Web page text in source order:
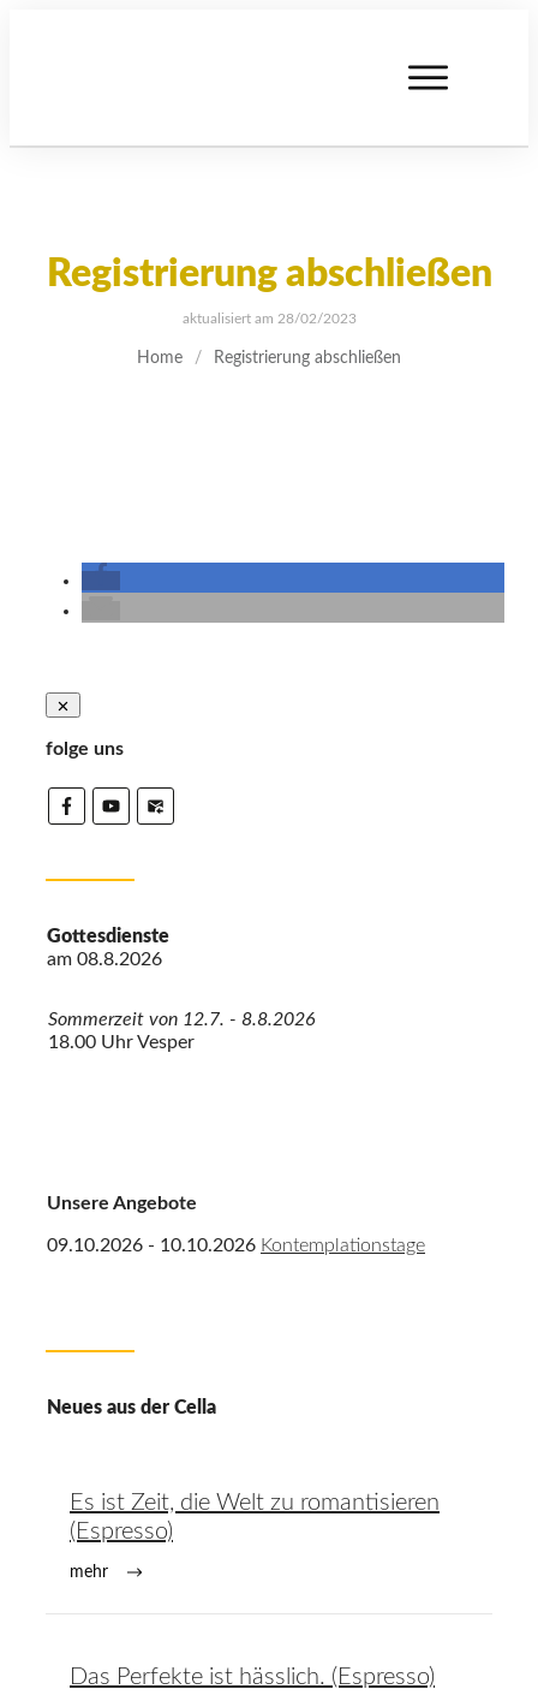
Registrierung abschließen
aktualisiert am 28/02/2023
Home / Registrierung abschließen
folge uns
Gottesdienste
am 08.8.2026
Sommerzeit von 12.7. - 8.8.2026
18.00 Uhr Vesper
Unsere Angebote
09.10.2026 - 10.10.2026 Kontemplationstage
Neues aus der Cella
Es ist Zeit, die Welt zu romantisieren
(Espresso)
mehr
Das Perfekte ist hässlich. (Espresso)